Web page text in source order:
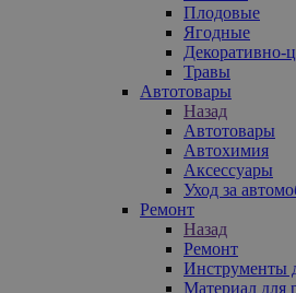
Плодовые
Ягодные
Декоративно-
Травы
Автотовары
Назад
Автотовары
Автохимия
Аксессуары
Уход за
Ремонт
Назад
Ремонт
Инструменты
Материал для